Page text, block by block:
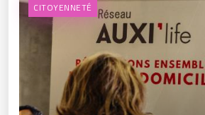
CITOYENNETÉ